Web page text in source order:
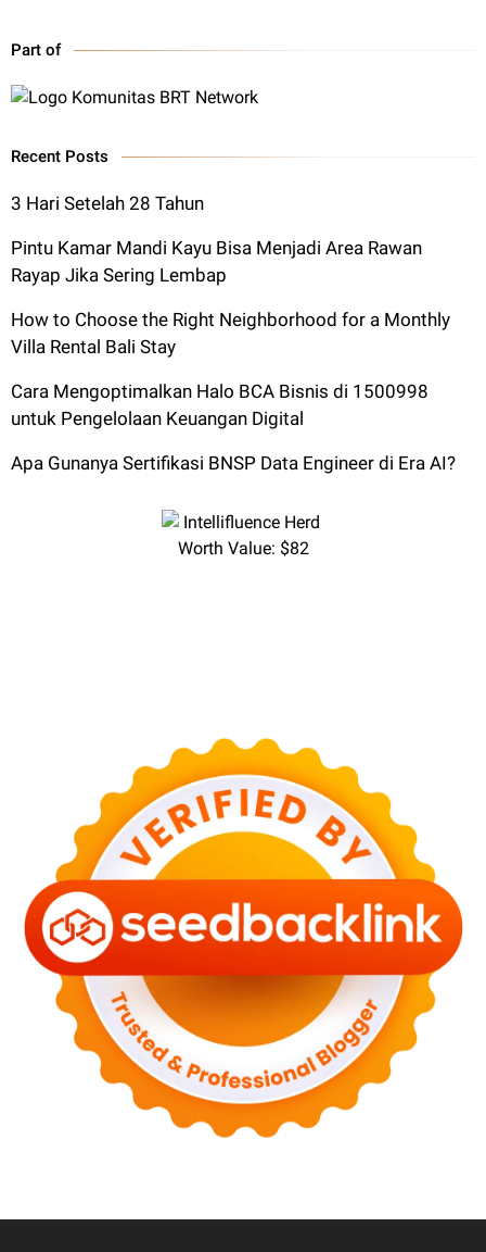
Part of
Recent Posts
3 Hari Setelah 28 Tahun
Pintu Kamar Mandi Kayu Bisa Menjadi Area Rawan
Rayap Jika Sering Lembap
How to Choose the Right Neighborhood for a Monthly
Villa Rental Bali Stay
Cara Mengoptimalkan Halo BCA Bisnis di 1500998
untuk Pengelolaan Keuangan Digital
Apa Gunanya Sertifikasi BNSP Data Engineer di Era AI?